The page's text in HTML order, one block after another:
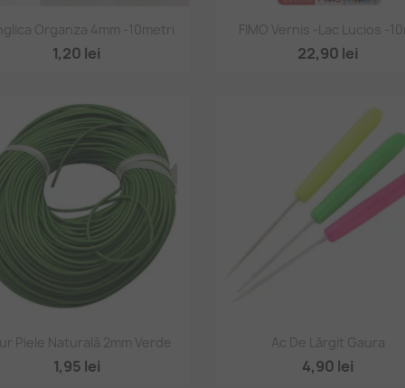
 Vizualizare rapidă
Organza 4mm -10metri
1,20 lei
Vizualizare rapidă
FIMO Vernis -lac Lucios -
22,90 lei
 Vizualizare rapidă
Piele Naturală 2mm Verde
1,95 lei
Vizualizare rapidă
Ac De Lărgit Gaura
4,90 lei